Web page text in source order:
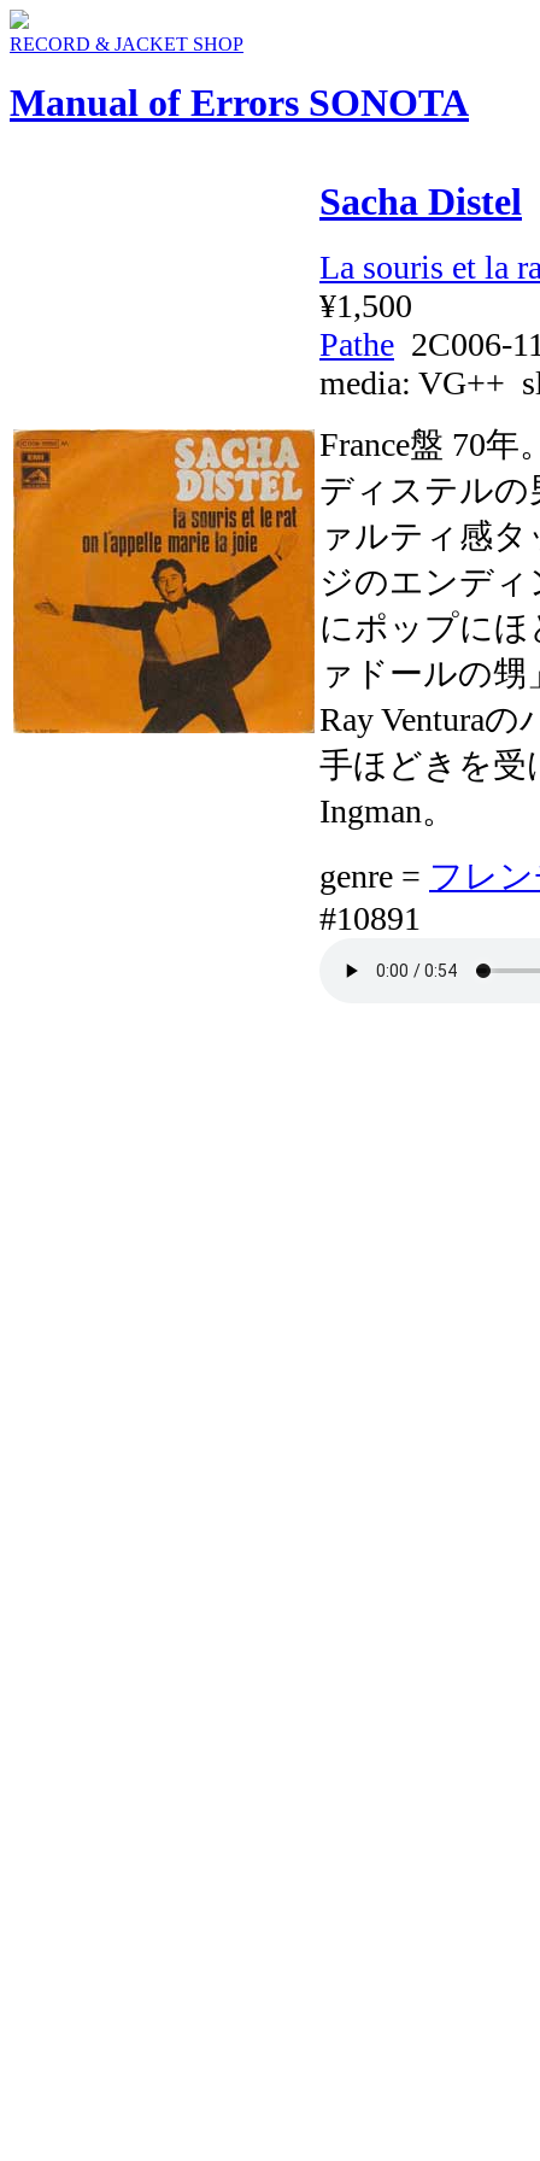
RECORD & JACKET SHOP
Manual of Errors SONOTA
Sacha Distel
La souris et la
¥1,500
Pathe 2C006-
media: VG++
France盤 70
ディステルの
ァルティ感
ジのエンデ
にポップに
ァドールの
Ray Ventura
手ほどきを受
Ingman。
genre = フレン
#10891